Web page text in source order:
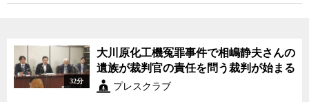
32分
大川原化工機冤罪事件で相嶋静夫さんの
遺族が裁判官の責任を問う裁判が始まる
プレスクラブ